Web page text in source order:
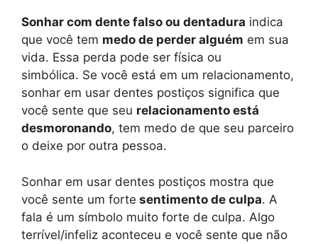
Sonhar com dente falso ou dentadura indica
que você tem medo de perder alguém em sua
vida. Essa perda pode ser física ou
simbólica. Se você está em um relacionamento,
sonhar em usar dentes postiços significa que
você sente que seu relacionamento está
desmoronando, tem medo de que seu parceiro
o deixe por outra pessoa.
Sonhar em usar dentes postiços mostra que
você sente um forte sentimento de culpa. A
fala é um símbolo muito forte de culpa. Algo
terrível/infeliz aconteceu e você sente que não